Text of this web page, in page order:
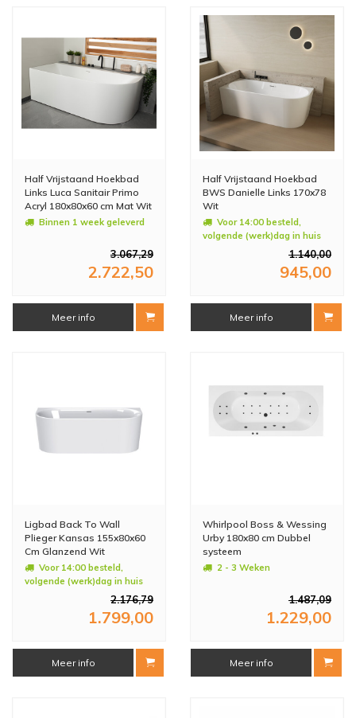
Half Vrijstaand Hoekbad
Links Luca Sanitair Primo
Acryl 180x80x60 cm Mat Wit
(inclusief afvoer en sifon)
Binnen 1 week geleverd
3.067,29
2.722,50
Meer info
Half Vrijstaand Hoekbad
BWS Danielle Links 170x78
Wit
Voor 14:00 besteld,
volgende (werk)dag in huis
1.140,00
945,00
Meer info
Ligbad Back To Wall
Plieger Kansas 155x80x60
Cm Glanzend Wit
Voor 14:00 besteld,
volgende (werk)dag in huis
2.176,79
1.799,00
Meer info
Whirlpool Boss & Wessing
Urby 180x80 cm Dubbel
systeem
2 - 3 Weken
1.487,09
1.229,00
Meer info